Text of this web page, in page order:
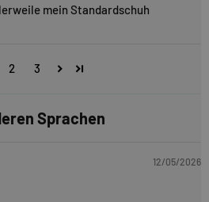
mein Standardschuh
2 3
Sprachen
12/05/2026